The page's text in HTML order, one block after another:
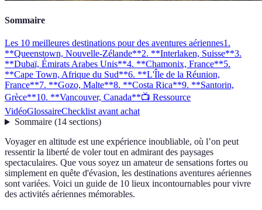
Sommaire
Les 10 meilleures destinations pour des aventures aériennes1.
**Queenstown, Nouvelle-Zélande**2. **Interlaken, Suisse**3.
**Dubaï, Émirats Arabes Unis**4. **Chamonix, France**5.
**Cape Town, Afrique du Sud**6. **L'Île de la Réunion,
France**7. **Gozo, Malte**8. **Costa Rica**9. **Santorin,
Grèce**10. **Vancouver, Canada**📺 Ressource
VidéoGlossaireChecklist avant achat
Sommaire(14 sections)
Voyager en altitude est une expérience inoubliable, où l’on peut
ressentir la liberté de voler tout en admirant des paysages
spectaculaires. Que vous soyez un amateur de sensations fortes ou
simplement en quête d'évasion, les destinations aventures aériennes
sont variées. Voici un guide de 10 lieux incontournables pour vivre
des activités aériennes mémorables.